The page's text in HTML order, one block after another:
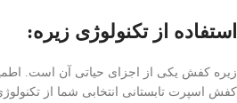
استفاده از تکنولوژی زیره:
زیره کفش یکی از اجزای حیاتی آن است.
کفش اسپرت تابستانی انتخابی شما از